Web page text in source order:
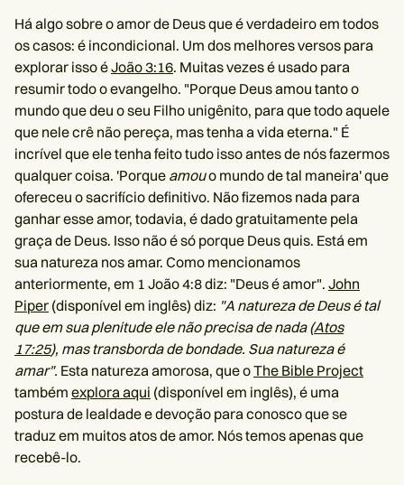
Há algo sobre o amor de Deus que é verdadeiro em todos
os casos: é incondicional. Um dos melhores versos para
explorar isso éJoão 3:16. Muitas vezes é usado para
resumir todo o evangelho. "Porque Deus amou tanto o
mundo que deu o seu Filho unigênito, para que todo aquele
que nele crê não pereça, mas tenha a vida eterna." É
incrível que ele tenha feito tudo isso antes de nós fazermos
qualquer coisa. 'Porque amouo mundo de tal maneira' que
ofereceu o sacrifício definitivo. Não fizemos nada para
ganhar esse amor, todavia, é dado gratuitamente pela
graça de Deus. Isso não é só porque Deus quis. Está em
sua natureza nos amar. Como mencionamos
anteriormente, em 1 João 4:8 diz: "Deus é amor". John
Piper (disponível em inglês) diz: "A natureza de Deus é tal
que em sua plenitude ele não precisa de nada (Atos
17:25), mas transborda de bondade. Sua natureza é
amar". Esta natureza amorosa, que oThe Bible Project
também explora aqui (disponível em inglês), é uma
postura de lealdade e devoção para conosco que se
traduz em muitos atos de amor. Nós temos apenas que
recebê-lo.